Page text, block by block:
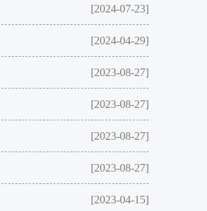
[2024-07-23]
[2024-04-29]
[2023-08-27]
[2023-08-27]
[2023-08-27]
[2023-08-27]
[2023-04-15]